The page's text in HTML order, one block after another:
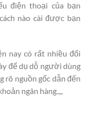
điện thoại của bạn
nào cài được bạn
nay có rất nhiều đối
để dụ dỗ người dùng
rõ nguồn gốc dẫn đến
ngân hàng.,,,